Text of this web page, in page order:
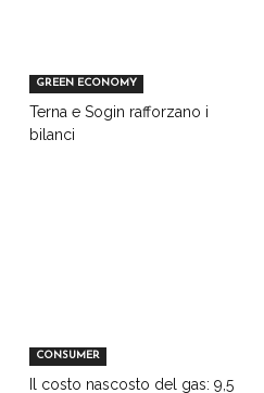
GREEN ECONOMY
Terna e Sogin rafforzano i
bilanci
CONSUMER
Il costo nascosto del gas: 9,5